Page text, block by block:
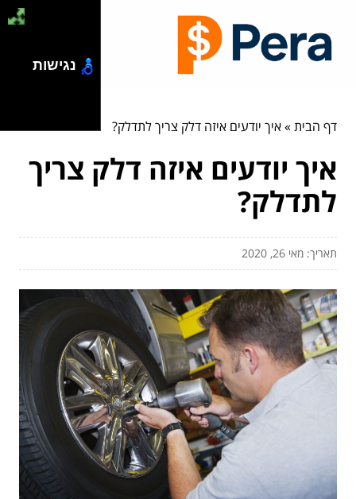
דף הבית»איך יודעים איזה דלק צריך לתדלק?
איך יודעים איזה דלק צריך
לתדלק?
תאריך: מאי 26, 2020
נגישות